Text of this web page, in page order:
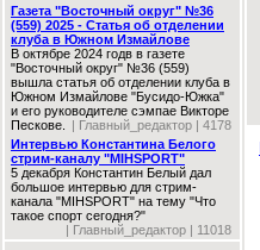
Газета "Восточный округ" №36
(559) 2025 - Статья об отделении
клуба в Южном Измайлове
В октябре 2024 годв в газете
"Восточный округ" №36 (559)
вышла статья об отделении клуба в
Южном Измайлове "Бусидо-Южка"
и его руководителе сэмпае Викторе
Пескове.
| Главный_редактор | 4178
Интервью Константина Белого
стрим-каналу "MIHSPORT"
5 декабря Константин Белый дал
большое интервью для стрим-
канала "MIHSPORT" на тему "Что
такое спорт сегодня?"
| Главный_редактор | 11018